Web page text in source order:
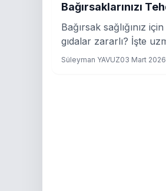
Bağırsaklarınızı
Bağırsak sağlığınız
gıdalar zararlı? İşte
tehlikeli listeler.
Süleyman YAVUZ03 Mart